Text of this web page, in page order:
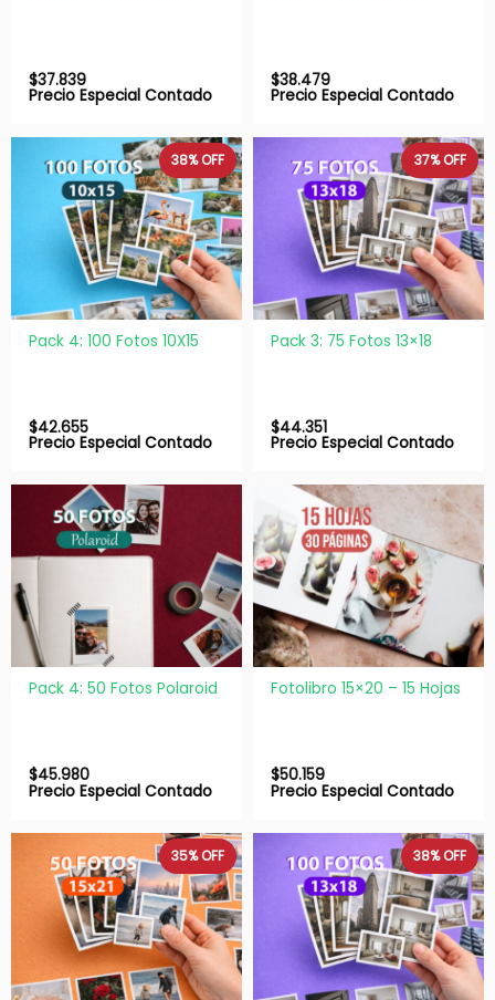
$37.839
Precio Especial Contado
$38.479
Precio Especial Contado
38%OFF
Pack 4: 100 Fotos 10X15
$42.655
Precio Especial Contado
37%OFF
Pack 3: 75 Fotos 13×18
$44.351
Precio Especial Contado
Pack 4: 50 Fotos Polaroid
$45.980
Precio Especial Contado
Fotolibro 15×20 – 15 Hojas
$50.159
Precio Especial Contado
35%OFF 38%OFF